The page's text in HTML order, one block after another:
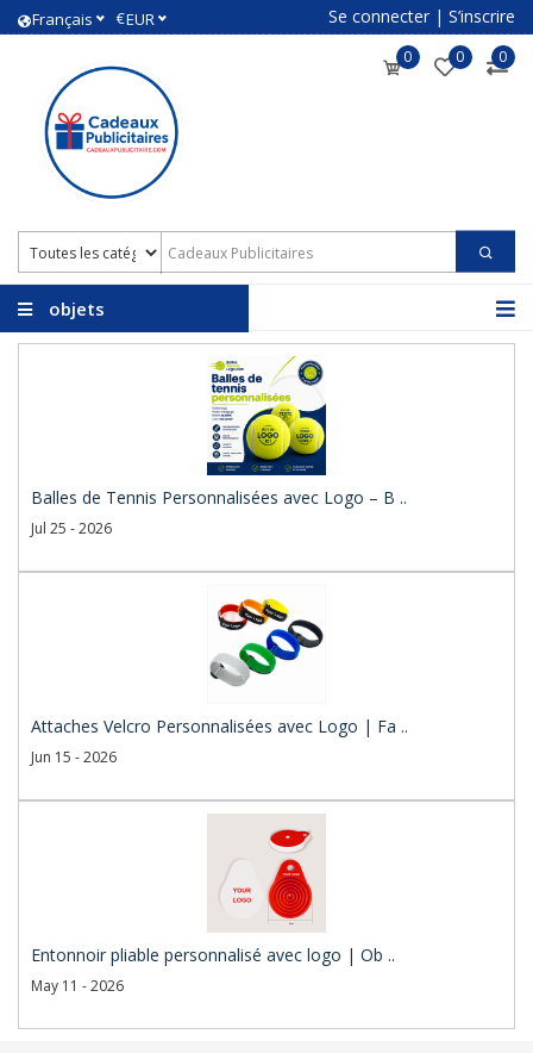
Français €EUR Se connecter | S’inscrire
0 0 0
objets
Balles de Tennis Personnalisées avec Logo – B ..
Jul 25 - 2026
Attaches Velcro Personnalisées avec Logo | Fa ..
Jun 15 - 2026
Entonnoir pliable personnalisé avec logo | Ob ..
May 11 - 2026